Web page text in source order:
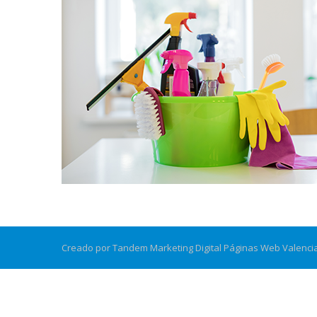
Creado por Tandem Marketing Digital Páginas Web